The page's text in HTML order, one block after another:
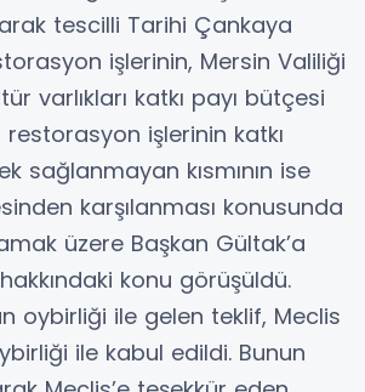
tescilli Tarihi Çankaya
işlerinin, Mersin Valiliği
varlıkları katkı payı bütçesi
restorasyon işlerinin katkı
sağlanmayan kısmının ise
karşılanması konusunda
üzere Başkan Gültak’a
konu görüşüldü.
oybirliği ile gelen teklif, Meclis
ile kabul edildi. Bunun